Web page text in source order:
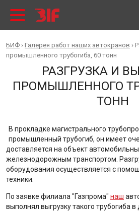
БИФ › Галерея работ наших автокранов ›
промышленного трубогиба, 60 тонн
РАЗГРУЗКА И
ПРОМЫШЛЕННОГО
ТОНН
В прокладке магистрального
промышленный трубогиб, он имеет
доставляется на объект
железнодорожным транспортом.
оборудования осуществляется с
техники.
По заявке филиала "Газпрома" наш
выполнял выгрузку такого трубогиба в